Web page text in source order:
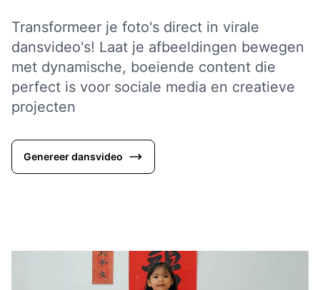
Transformeer je foto's direct in virale
dansvideo's! Laat je afbeeldingen bewegen
met dynamische, boeiende content die
perfect is voor sociale media en creatieve
projecten
Genereer dansvideo